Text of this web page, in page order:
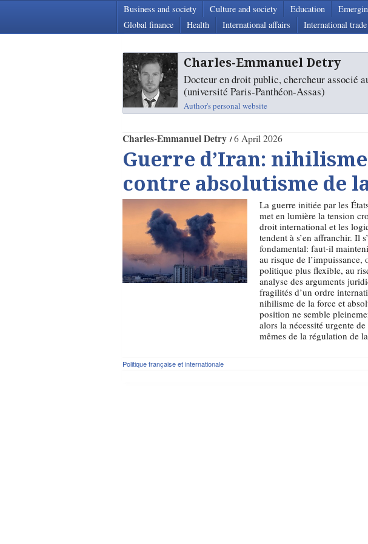
Business and society Culture and society Education
Global finance
Health International affairs International trade
Charles-Emmanuel Detry
Docteur en droit public, chercheur associé
(université Paris-Panthéon-Assas)
Author's personal website
Charles-Emmanuel Detry 6 April 2026
Guerre d’Iran:
contre absolutisme de
La guerre initiée par les
met en lumière la tension
droit international et les
tendent à s’en affranchir. Il
fondamental: faut-il
au risque de
politique plus flexible, au
analyse des arguments
fragilités d’un ordre
nihilisme de la force et
position ne semble
alors la nécessité urgente
mêmes de la régulation de
Politique française et internationale